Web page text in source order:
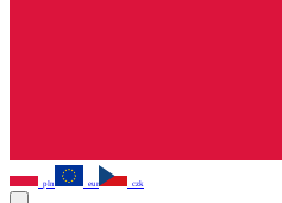
pln eur czk